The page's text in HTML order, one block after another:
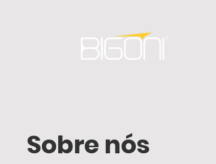
Sobre nós